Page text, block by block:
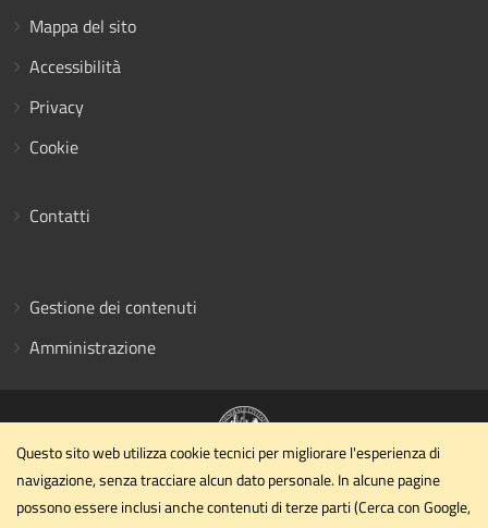
Mappa del sito
Accessibilità
Privacy
Cookie
Contatti
Gestione dei contenuti
Amministrazione
Dipartimento di Ingegneria civile ed ambientale
Questo sito web utilizza cookie tecnici per migliorare l'esperienza di
navigazione, senza tracciare alcun dato personale. In alcune pagine
possono essere inclusi anche contenuti di terze parti (Cerca con Google,